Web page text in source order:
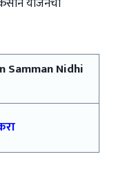
Samman Nidhi